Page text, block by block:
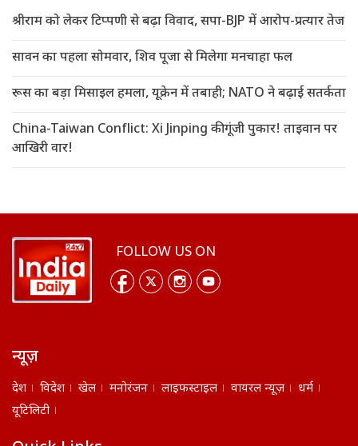
श्रीराम को लेकर टिप्पणी से बढ़ा विवाद, सपा-BJP में आरोप-प्रत्यार तेज
सावन का पहला सोमवार, शिव पूजा से मिलेगा मनचाहा फल
रूस का बड़ा मिसाइल हमला, यूक्रेन में तबाही; NATO ने बढ़ाई सतर्कता
China-Taiwan Conflict: Xi Jinping की गूंजी पुकार! ताइवान पर
आखिरी वार!
FOLLOW US ON
न्यूज़
देश विदेश खेल मनोरंजन लाइफस्टाइल वायरल न्यूज़
धर्म
यूटिलिटी